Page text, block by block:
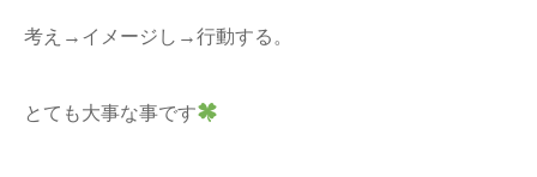
考え→イメージし→行動する。
とても大事な事です